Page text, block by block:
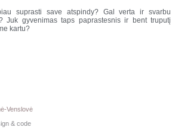
suprasti save atspindy? Gal verta ir svarbu
Juk gyvenimas taps paprastesnis ir bent truputį
kartu?
& code
Venslovė